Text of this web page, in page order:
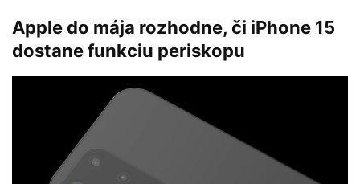
Apple do mája rozhodne, či iPhone 15
dostane funkciu periskopu